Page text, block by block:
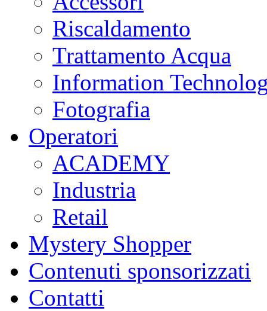
Riscaldamento
Trattamento Acqua
Information
Fotografia
Operatori
ACADEMY
Industria
Retail
Mystery Shopper
Contenuti sponsorizzati
Contatti